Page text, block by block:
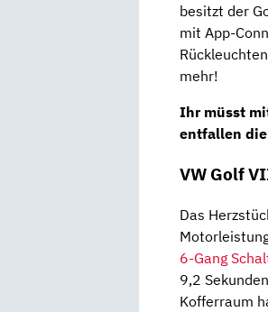
besitzt der
mit App-
mehr!
Ihr müsst
entfallen
VW Golf
Das
6-Gang
9,2
Kofferraum